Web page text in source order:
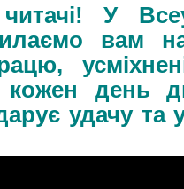
У
вам
кожен день
удачу та